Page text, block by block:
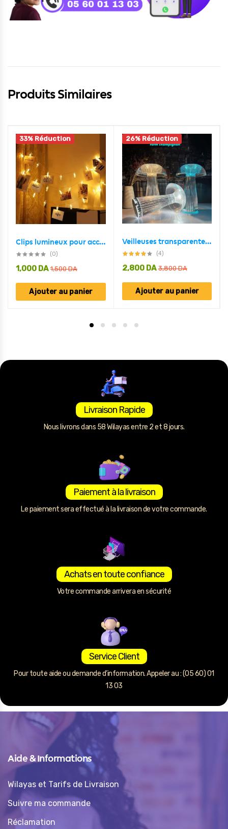
Produits Similaires
33% Réduction
Clips lumineux pour accrocher des photos décoration intérieure
(0)
1,500DA
1,000 DA
Ajouter au panier
26% Réduction
Veilleuses transparentes avec télécommande tactile en forme de champignon
(4)
3,800DA
2,800 DA
Ajouter au panier
Livraison Rapide
Nous livrons dans 58 Wilayas entre 2 et 8 jours.
Paiement à la livraison
Le paiement sera effectué à la livraison de votre commande.
Achats en toute confiance
Votre commande arrivera en sécurité
Service Client
Pour toute aide ou demande d’information. Appeler au : (05 60) 01
13 03
Aide & Informations
Wilayas et Tarifs de Livraison
Suivre ma commande
Réclamation